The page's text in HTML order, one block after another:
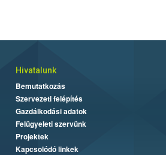
Hivatalunk
Bemutatkozás
Szervezeti felépítés
Gazdálkodási adatok
Felügyeleti szervünk
Projektek
Kapcsolódó linkek